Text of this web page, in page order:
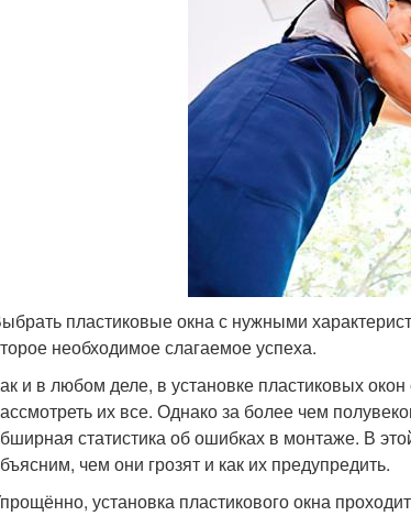
пластиковые окна с нужными
необходимое слагаемое успеха.
и в любом деле, в установке пластиковых
их все. Однако за более чем
статистика об ошибках в монтаже. В
чем они грозят и как их предупредить.
установка пластикового окна